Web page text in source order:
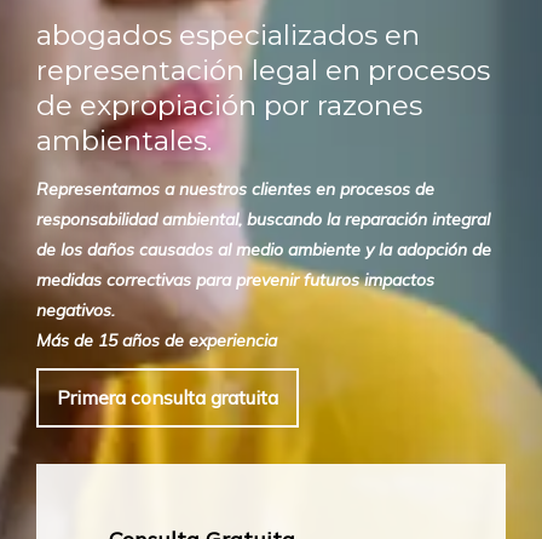
abogados especializados en
representación legal en procesos
de expropiación por razones
ambientales.
Representamos a nuestros clientes en procesos de
responsabilidad ambiental, buscando la reparación integral
de los daños causados al medio ambiente y la adopción de
medidas correctivas para prevenir futuros impactos
negativos.
Más de 15 años de experiencia
Primera consulta gratuita